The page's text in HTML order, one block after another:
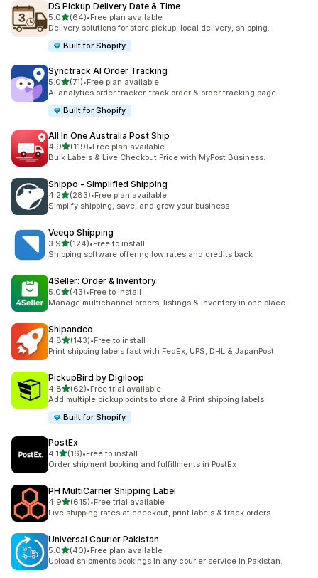
DS Pickup Delivery Date & Time
5.0เต็ม 5 ดาว
(64)
ทั้งหมด 64 รีวิว
•Free plan available
Delivery solutions for store pickup, local delivery, shipping.
Built for Shopify
Synctrack AI Order Tracking
5.0เต็ม 5 ดาว
(71)
ทั้งหมด 71 รีวิว
•Free plan available
AI analytics order tracker, track order & order tracking page
Built for Shopify
All In One Australia Post Ship
4.9เต็ม 5 ดาว
(119)
ทั้งหมด 119 รีวิว
•Free plan available
Bulk Labels & Live Checkout Price with MyPost Business.
Shippo ‑ Simplified Shipping
4.2เต็ม 5 ดาว
(283)
ทั้งหมด 283 รีวิว
•Free plan available
Simplify shipping, save, and grow your business
Veeqo Shipping
3.9เต็ม 5 ดาว
(124)
ทั้งหมด 124 รีวิว
•Free to install
Shipping software offering low rates and credits back
4Seller: Order & Inventory
5.0เต็ม 5 ดาว
(43)
ทั้งหมด 43 รีวิว
•Free to install
Manage multichannel orders, listings & inventory in one place
Shipandco
4.8เต็ม 5 ดาว
(143)
ทั้งหมด 143 รีวิว
•Free to install
Print shipping labels fast with FedEx, UPS, DHL & JapanPost.
PickupBird by Digiloop
4.8เต็ม 5 ดาว
(62)
ทั้งหมด 62 รีวิว
•Free trial available
Add multiple pickup points to store & Print shipping labels
Built for Shopify
PostEx
4.1เต็ม 5 ดาว
(16)
ทั้งหมด 16 รีวิว
•Free to install
Order shipment booking and fulfillments in PostEx
PH MultiCarrier Shipping Label
4.9เต็ม 5 ดาว
(615)
ทั้งหมด 615 รีวิว
•Free trial available
Live shipping rates at checkout, print labels & track orders.
Universal Courier Pakistan
5.0เต็ม 5 ดาว
(40)
ทั้งหมด 40 รีวิว
•Free plan available
Upload shipments bookings in any courier service in Pakistan.